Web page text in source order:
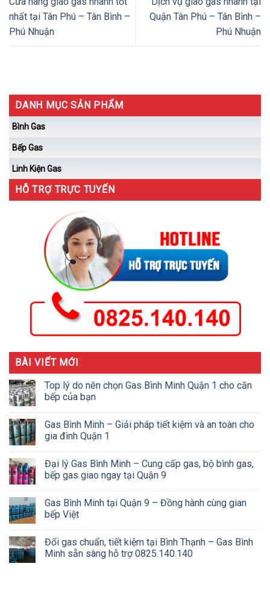
nhất tại Tân Phú – Tân Bình –
Phú Nhuận
Quận Tân Phú – Tân Bình –
Phú Nhuận
DANH MỤC SẢN PHẨM
Bình Gas
Bếp Gas
Linh Kiện Gas
HỖ TRỢ TRỰC TUYẾN
BÀI VIẾT MỚI
Top lý do nên chọn Gas Bình Minh Quận 1 cho căn
bếp của bạn
Gas Bình Minh – Giải pháp tiết kiệm và an toàn cho
gia đình Quận 1
Đại lý Gas Bình Minh – Cung cấp gas, bộ bình gas,
bếp gas giao ngay tại Quận 9
Gas Bình Minh tại Quận 9 – Đồng hành cùng gian
bếp Việt
Đổi gas chuẩn, tiết kiệm tại Bình Thạnh – Gas Bình
Minh sẵn sàng hỗ trợ 0825.140.140